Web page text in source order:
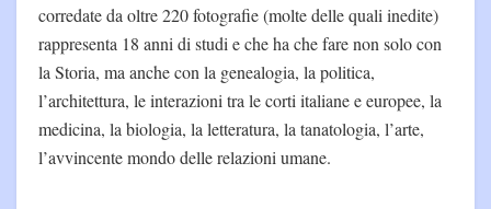
corredate da oltre 220 fotografie (molte delle quali inedite)
rappresenta 18 anni di studi e che ha che fare non solo con
la Storia, ma anche con la genealogia, la politica,
l’architettura, le interazioni tra le corti italiane e europee, la
medicina, la biologia, la letteratura, la tanatologia, l’arte,
l’avvincente mondo delle relazioni umane.